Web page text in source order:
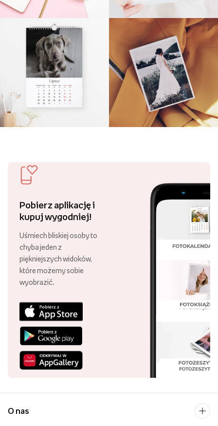
Pobierz aplikację i
kupuj wygodniej!
Uśmiech bliskiej osoby to
chyba jeden z
piękniejszych widoków,
które możemy sobie
wyobrazić.
O nas